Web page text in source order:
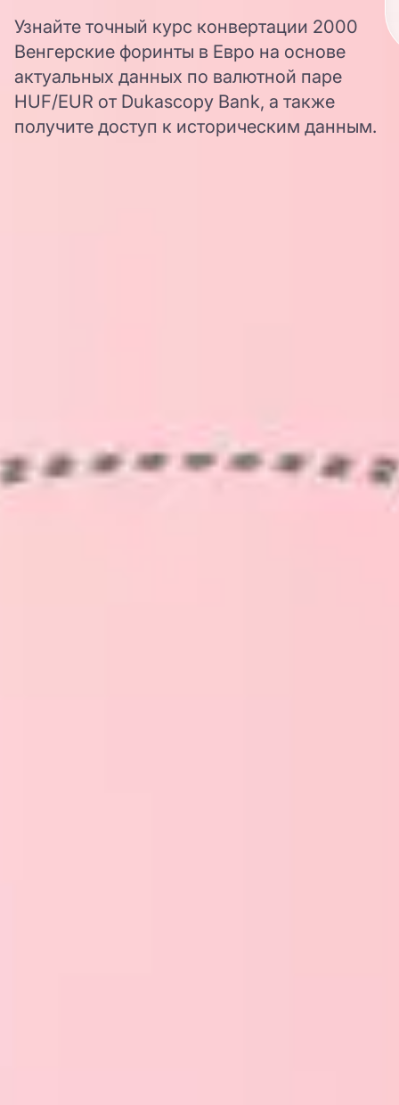
Узнайте точный курс конвертации 2000
Венгерские форинты в Евро на основе
актуальных данных по валютной паре
HUF/EUR от Dukascopy Bank, а также
получите доступ к историческим данным.